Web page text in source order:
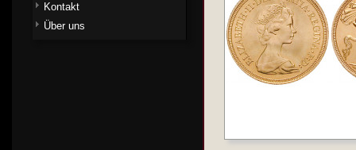
Kontakt
Über uns